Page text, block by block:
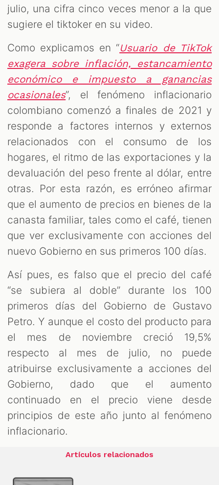
julio, una cifra cinco veces menor a la que
sugiere el tiktoker en su video.
Como explicamos en “Usuario de TikTok
exagera sobre inflación, estancamiento
económico e impuesto a ganancias
ocasionales”, el fenómeno inflacionario
colombiano comenzó a finales de 2021 y
responde a factores internos y externos
relacionados con el consumo de los
hogares, el ritmo de las exportaciones y la
devaluación del peso frente al dólar, entre
otras. Por esta razón, es erróneo afirmar
que el aumento de precios en bienes de la
canasta familiar, tales como el café, tienen
que ver exclusivamente con acciones del
nuevo Gobierno en sus primeros 100 días.
Así pues, es falso que el precio del café
“se subiera al doble” durante los 100
primeros días del Gobierno de Gustavo
Petro. Y aunque el costo del producto para
el mes de noviembre creció 19,5%
respecto al mes de julio, no puede
atribuirse exclusivamente a acciones del
Gobierno, dado que el aumento
continuado en el precio viene desde
principios de este año junto al fenómeno
inflacionario.
Artículos relacionados